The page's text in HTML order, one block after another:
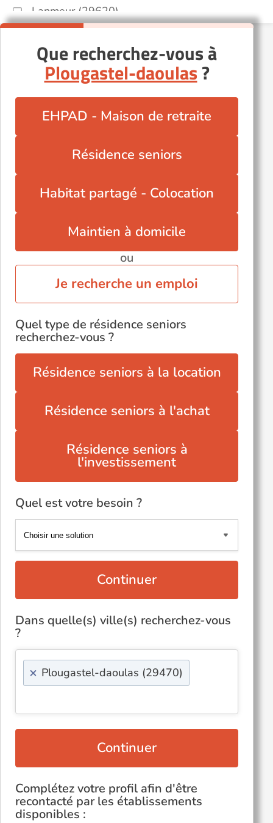
Lanmeur (29620)
Lannilis (29870)
Morlaix (29600)
Plomelin (29700)
Plougonvelin (29217)
Pont-l'Abbé (29120)
Roscoff (29680)
Que recherchez-vous à
Plougastel-daoulas?
EHPAD - Maison de retraite
Résidence seniors
Habitat partagé - Colocation
Maintien à domicile
ou
Je recherche un emploi
Quel type de résidence seniors
recherchez-vous ?
Résidence seniors à la location
Résidence seniors à l'achat
Résidence seniors à
l'investissement
Quel est votre besoin ?
Continuer
Dans quelle(s) ville(s) recherchez-vous
?
× Plougastel-daoulas (29470)
Continuer
Complétez votre profil afin d'être
recontacté par les établissements
disponibles :